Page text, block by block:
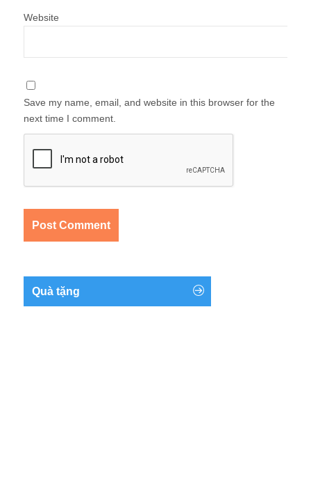
Website
Save my name, email, and website in this browser for the
next time I comment.
Quà tặng